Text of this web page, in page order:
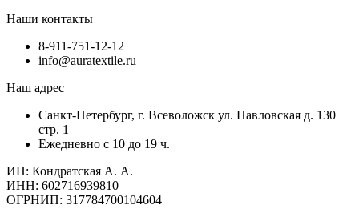
Наши контакты
8-911-751-12-12
info@auratextile.ru
Наш адрес
Санкт-Петербург, г. Всеволожск ул. Павловская д. 130
стр. 1
Ежедневно с 10 до 19 ч.
ИП: Кондратская А. А.
ИНН: 602716939810
ОГРНИП: 317784700104604